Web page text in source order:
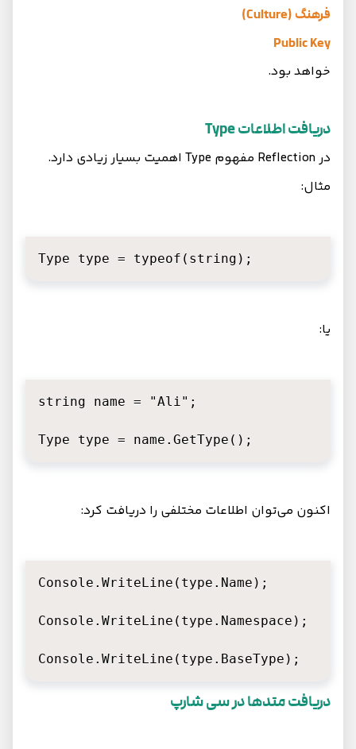
فرهنگ (Culture)
Public Key
خواهد بود.
دریافت اطلاعات Type
در Reflection مفهوم Type اهمیت بسیار زیادی دارد.
مثال:
Type type = typeof(string);
یا:
string name = "Ali";
Type type = name.GetType();
اکنون می‌توان اطلاعات مختلفی را دریافت کرد:
Console.WriteLine(type.Name);
Console.WriteLine(type.Namespace);
Console.WriteLine(type.BaseType);
دریافت متدها در سی‌ شارپ